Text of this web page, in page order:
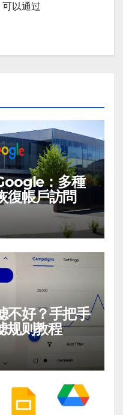
以通过
：多種
復帳戶訪問
不好？手把手
规则教程